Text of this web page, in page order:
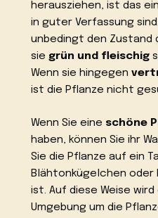
herausziehen, ist das
in guter Verfassung
unbedingt den Zustand
siegrün und fleischig
Wenn sie hingegen
ist die Pflanze nicht
Wenn Sie eine schöne
haben, können Sie ihr
Sie die Pflanze auf ein
Blähtonkügelchen oder
ist. Auf diese Weise
Umgebung um die